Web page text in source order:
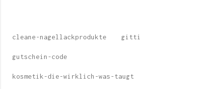
cleane-nagellackprodukte gitti
gutschein-code
kosmetik-die-wirklich-was-taugt